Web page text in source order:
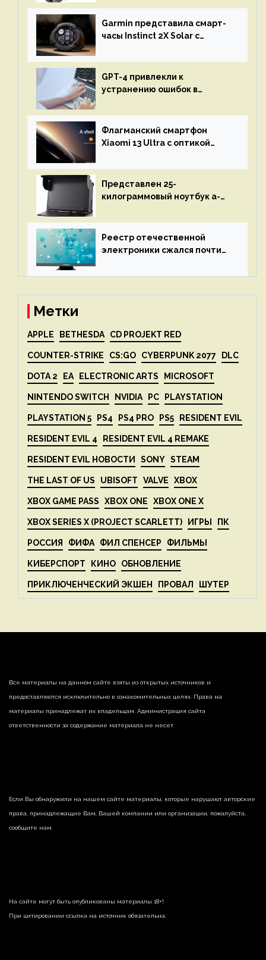
Garmin представила смарт-
часы Instinct 2X Solar с
GPT-4 привлекли к
устранению ошибок в
остановится до полного
восстановления кода и
объяснит, что пошло не так
Флагманский смартфон
Xiaomi 13 Ultra с оптикой
представят 18 апреля
Представлен 25-
килограммовый ноутбук a-
до 3 Тбайт DDR5 и шесть
дисплеев
Реестр отечественной
электроники сжался почти
Метки
APPLE BETHESDA CD PROJEKT RED
COUNTER-STRIKE CS:GO CYBERPUNK 2077 DLC
DOTA 2 EA ELECTRONIC ARTS MICROSOFT
NINTENDO SWITCH NVIDIA PC PLAYSTATION
PLAYSTATION 5 PS4 PS4 PRO PS5 RESIDENT EVIL
RESIDENT EVIL 4 RESIDENT EVIL 4 REMAKE
RESIDENT EVIL НОВОСТИ SONY STEAM
THE LAST OF US UBISOFT VALVE XBOX
XBOX GAME PASS XBOX ONE XBOX ONE X
XBOX SERIES X (PROJECT SCARLETT) ИГРЫ ПК
РОССИЯ ФИФА ФИЛ СПЕНСЕР ФИЛЬМЫ
КИБЕРСПОРТ КИНО ОБНОВЛЕНИЕ
ПРИКЛЮЧЕНЧЕСКИЙ ЭКШЕН ПРОВАЛ ШУТЕР
Все материалы на данном сайте взяты из открытых источников и
предоставляются исключительно в ознакомительных целях. Права на
материалы принадлежат их владельцам. Администрация сайта
ответственности за содержание материала не несет.
Если Вы обнаружили на нашем сайте материалы, которые нарушают авторские
права, принадлежащие Вам, Вашей компании или организации, пожалуйста,
сообщите нам.
На сайте могут быть опубликованы материалы 18+!
При цитировании ссылка на источник обязательна.